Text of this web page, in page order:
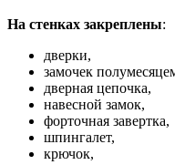
На стенках закреплены:
дверки,
замочек
дверная цепочка,
навесной замок,
форточная завертка,
шпингалет,
крючок,